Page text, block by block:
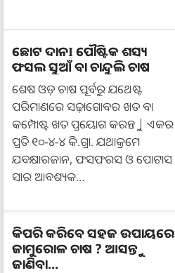
ଛୋଟ ଦାନI ପୌଷ୍ଟିକ ଶସ୍ୟ
ଫସଲ ସୁଆଁ ବା ଚାନ୍ଦୁଲି ଚାଷ
ଶେଷ ଓଡ଼ ଚାଷ ପୂର୍ବରୁ ଯଥେଷ୍ଟ
ପରିମାଣରେ ସଢ଼ାଗୋବର ଖତ ବା
କମ୍ପୋଷ୍ଟ ଖତ ପ୍ରୟୋଗ କରନ୍ତୁ | ଏକର
ପ୍ରତି ୧୦-୪-୪ କି.ଗ୍ରା. ଯଥାକ୍ରମେ
ଯବକ୍ଷାରଜାନ, ଫସଫରସ ଓ ପୋଟାସ
ସାର ଆବଶ୍ୟକ…
କିପରି କରିବେ ସହଜ ଉପାୟରେ
ଜାମୁରୋଳ ଚାଷ ? ଆସନ୍ତୁ
ଜାଣିବା…